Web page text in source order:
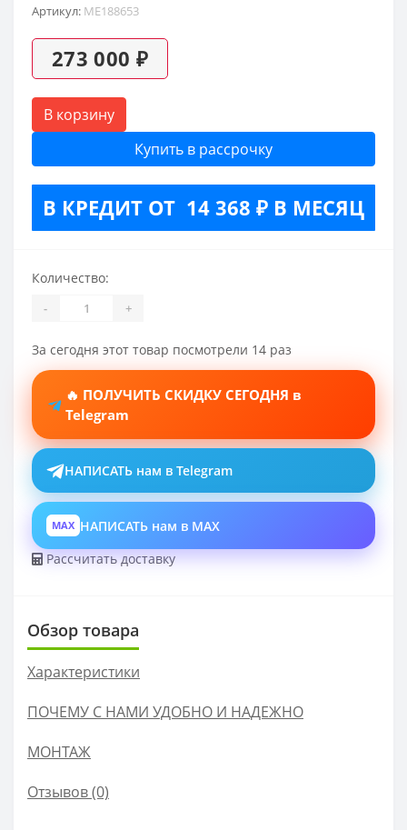
Артикул: ME188653
273 000 ₽
В корзину
Купить в рассрочку
В КРЕДИТ ОТ 14 368 ₽ В МЕСЯЦ
Количество:
- +
За сегодня этот товар посмотрели 14 раз
🔥 ПОЛУЧИТЬ СКИДКУ СЕГОДНЯ в
Telegram
НАПИСАТЬ нам в Telegram
MAX НАПИСАТЬ нам в MAX
Рассчитать доставку
Обзор товара
Характеристики
ПОЧЕМУ С НАМИ УДОБНО И НАДЕЖНО
МОНТАЖ
Отзывов (0)